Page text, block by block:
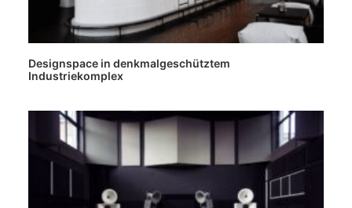
Designspace in denkmalgeschütztem
Industriekomplex